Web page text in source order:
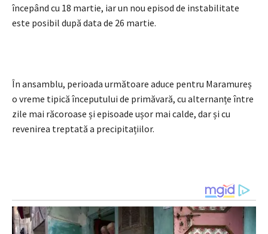
începând cu 18 martie, iar un nou episod de instabilitate
este posibil după data de 26 martie.
În ansamblu, perioada următoare aduce pentru Maramureș
o vreme tipică începutului de primăvară, cu alternanțe între
zile mai răcoroase și episoade ușor mai calde, dar și cu
revenirea treptată a precipitațiilor.